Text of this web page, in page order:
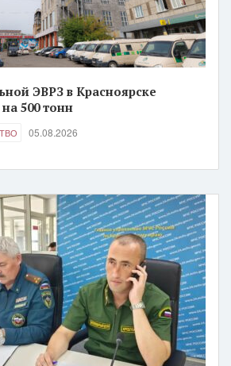
ЭВРЗ в Красноярске
500 тонн
05.08.2026